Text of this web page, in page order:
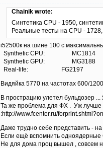
Chainik wrote:
Синтетика CPU - 1950,
Реальные тесты на CPU -
i52500к на шине 100 с
Synthetic CPU: MC1814
Synthetic GPU: MG3188
Real-life: FG2197
Видяйка 5770 на частотах 600/
В прострацию улетел бульдозер
Та же проблема для ФХ . Уж лучше
:http://www.fcenter.ru/
Даже трудно себе представить -
Если ещё вспомнить одноядерные
Не для дома проц вышел , совсем